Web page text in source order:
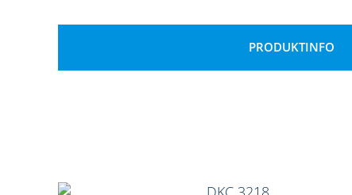
PRODUKTINFO